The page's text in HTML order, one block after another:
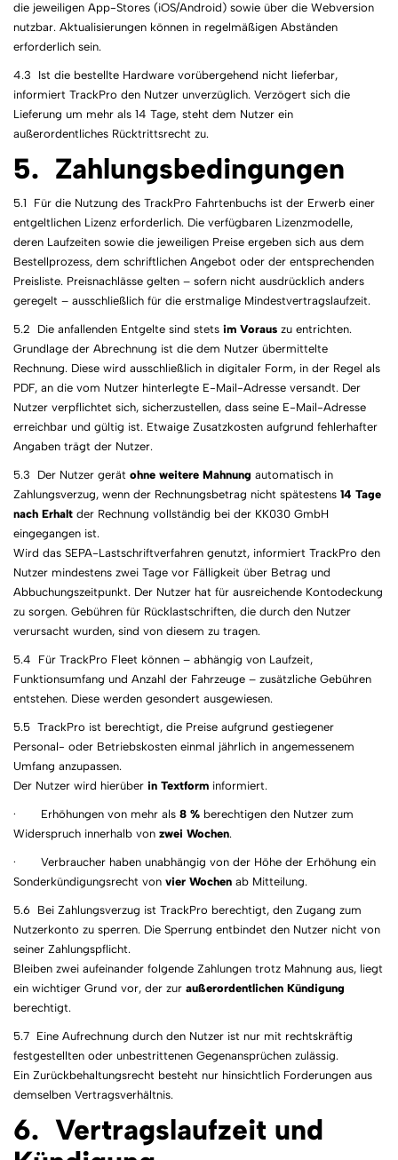
die jeweiligen App-Stores (iOS/Android) sowie über die Webversion
nutzbar. Aktualisierungen können in regelmäßigen Abständen
erforderlich sein.
4.3 Ist die bestellte Hardware vorübergehend nicht lieferbar,
informiert TrackPro den Nutzer unverzüglich. Verzögert sich die
Lieferung um mehr als 14 Tage, steht dem Nutzer ein
außerordentliches Rücktrittsrecht zu.
5. Zahlungsbedingungen
5.1 Für die Nutzung des TrackPro Fahrtenbuchs ist der Erwerb einer
entgeltlichen Lizenz erforderlich. Die verfügbaren Lizenzmodelle,
deren Laufzeiten sowie die jeweiligen Preise ergeben sich aus dem
Bestellprozess, dem schriftlichen Angebot oder der entsprechenden
Preisliste. Preisnachlässe gelten – sofern nicht ausdrücklich anders
geregelt – ausschließlich für die erstmalige Mindestvertragslaufzeit.
5.2 Die anfallenden Entgelte sind stets im Voraus zu entrichten.
Grundlage der Abrechnung ist die dem Nutzer übermittelte
Rechnung. Diese wird ausschließlich in digitaler Form, in der Regel als
PDF, an die vom Nutzer hinterlegte E-Mail-Adresse versandt. Der
Nutzer verpflichtet sich, sicherzustellen, dass seine E-Mail-Adresse
erreichbar und gültig ist. Etwaige Zusatzkosten aufgrund fehlerhafter
Angaben trägt der Nutzer.
5.3 Der Nutzer gerät ohne weitere Mahnung automatisch in
Zahlungsverzug, wenn der Rechnungsbetrag nicht spätestens 14 Tage
nach Erhalt der Rechnung vollständig bei der KK030 GmbH
eingegangen ist.
Wird das SEPA-Lastschriftverfahren genutzt, informiert TrackPro den
Nutzer mindestens zwei Tage vor Fälligkeit über Betrag und
Abbuchungszeitpunkt. Der Nutzer hat für ausreichende Kontodeckung
zu sorgen. Gebühren für Rücklastschriften, die durch den Nutzer
verursacht wurden, sind von diesem zu tragen.
5.4 Für TrackPro Fleet können – abhängig von Laufzeit,
Funktionsumfang und Anzahl der Fahrzeuge – zusätzliche Gebühren
entstehen. Diese werden gesondert ausgewiesen.
5.5 TrackPro ist berechtigt, die Preise aufgrund gestiegener
Personal- oder Betriebskosten einmal jährlich in angemessenem
Umfang anzupassen.
Der Nutzer wird hierüber in Textform informiert.
· Erhöhungen von mehr als 8 % berechtigen den Nutzer zum
Widerspruch innerhalb von zwei Wochen.
· Verbraucher haben unabhängig von der Höhe der Erhöhung ein
Sonderkündigungsrecht von vier Wochen ab Mitteilung.
5.6 Bei Zahlungsverzug ist TrackPro berechtigt, den Zugang zum
Nutzerkonto zu sperren. Die Sperrung entbindet den Nutzer nicht von
seiner Zahlungspflicht.
Bleiben zwei aufeinander folgende Zahlungen trotz Mahnung aus, liegt
ein wichtiger Grund vor, der zur außerordentlichen Kündigung
berechtigt.
5.7 Eine Aufrechnung durch den Nutzer ist nur mit rechtskräftig
festgestellten oder unbestrittenen Gegenansprüchen zulässig.
Ein Zurückbehaltungsrecht besteht nur hinsichtlich Forderungen aus
demselben Vertragsverhältnis.
6. Vertragslaufzeit und